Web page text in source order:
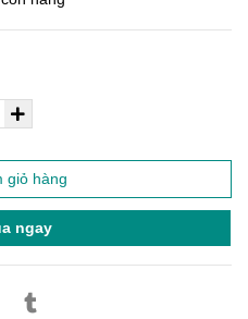
giỏ hàng
ngay